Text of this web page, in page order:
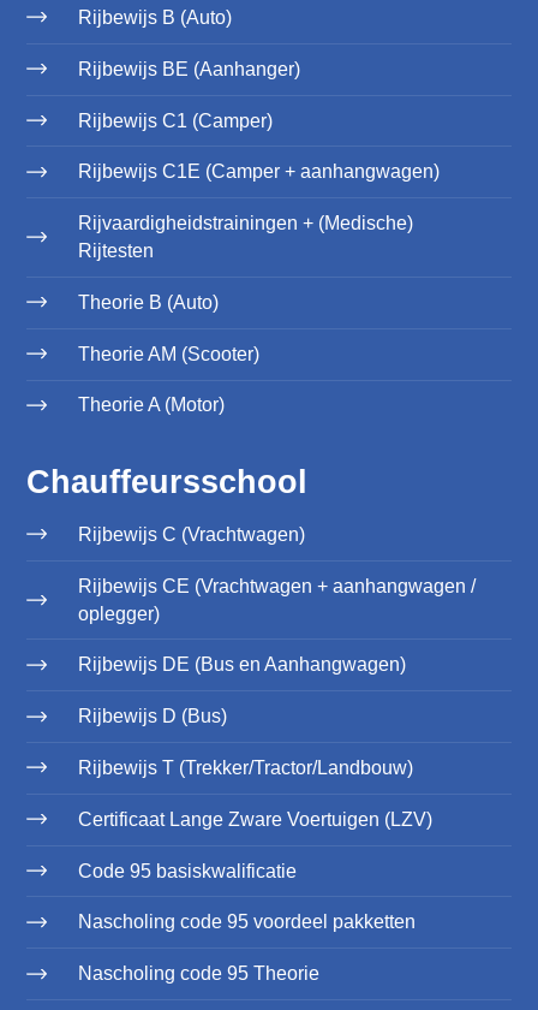
Rijbewijs B (Auto)
Rijbewijs BE (Aanhanger)
Rijbewijs C1 (Camper)
Rijbewijs C1E (Camper + aanhangwagen)
Rijvaardigheidstrainingen + (Medische)
Rijtesten
Theorie B (Auto)
Theorie AM (Scooter)
Theorie A (Motor)
Chauffeursschool
Rijbewijs C (Vrachtwagen)
Rijbewijs CE (Vrachtwagen + aanhangwagen /
oplegger)
Rijbewijs DE (Bus en Aanhangwagen)
Rijbewijs D (Bus)
Rijbewijs T (Trekker/Tractor/Landbouw)
Certificaat Lange Zware Voertuigen (LZV)
Code 95 basiskwalificatie
Nascholing code 95 voordeel pakketten
Nascholing code 95 Theorie